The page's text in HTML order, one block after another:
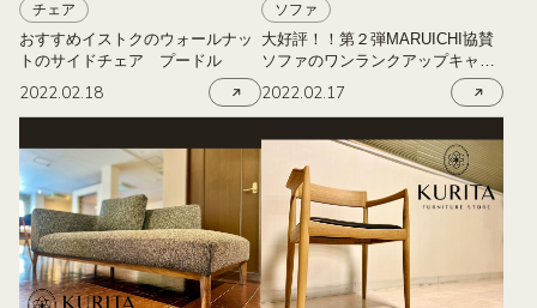
チェア
おすすめイストクのウォールナッ
トのサイドチェア プードル
2022.02.18
ソファ
大好評！！第２弾MARUICHI協賛
ソファのワンランクアップキャン
ペーン２０２２年２月２３日
（水）～３月２７日（日）
2022.02.17